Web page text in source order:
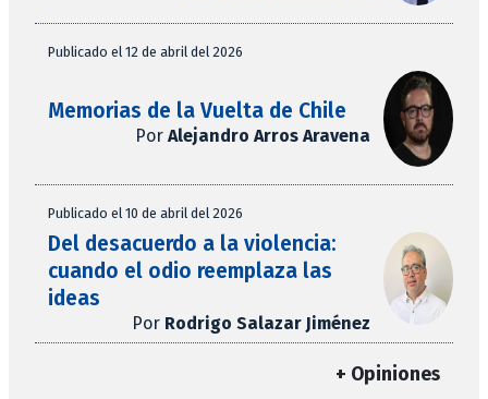
Publicado el 12 de abril del 2026
Memorias de la Vuelta de Chile
Por Alejandro Arros Aravena
Publicado el 10 de abril del 2026
Del desacuerdo a la violencia:
cuando el odio reemplaza las
ideas
Por Rodrigo Salazar Jiménez
+ Opiniones